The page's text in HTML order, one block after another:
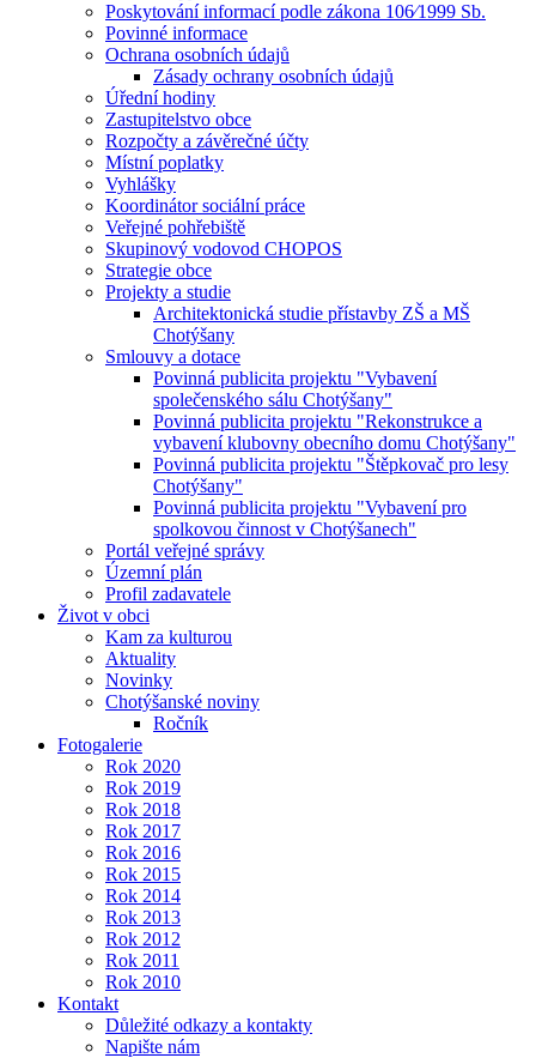
Poskytování informací podle zákona 106⁄1999 Sb.
Povinné informace
Ochrana osobních údajů
Zásady ochrany osobních údajů
Úřední hodiny
Zastupitelstvo obce
Rozpočty a závěrečné účty
Místní poplatky
Vyhlášky
Koordinátor sociální práce
Veřejné pohřebiště
Skupinový vodovod CHOPOS
Strategie obce
Projekty a studie
Architektonická studie přístavby ZŠ a MŠ
Chotýšany
Smlouvy a dotace
Povinná publicita projektu "Vybavení
společenského sálu Chotýšany"
Povinná publicita projektu "Rekonstrukce a
vybavení klubovny obecního domu Chotýšany"
Povinná publicita projektu "Štěpkovač pro lesy
Chotýšany"
Povinná publicita projektu "Vybavení pro
spolkovou činnost v Chotýšanech"
Portál veřejné správy
Územní plán
Profil zadavatele
Život v obci
Kam za kulturou
Aktuality
Novinky
Chotýšanské noviny
Ročník
Fotogalerie
Rok 2020
Rok 2019
Rok 2018
Rok 2017
Rok 2016
Rok 2015
Rok 2014
Rok 2013
Rok 2012
Rok 2011
Rok 2010
Kontakt
Důležité odkazy a kontakty
Napište nám